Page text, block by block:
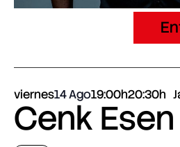
viernes14 Ago19:00h20:30h
Cenk Esen